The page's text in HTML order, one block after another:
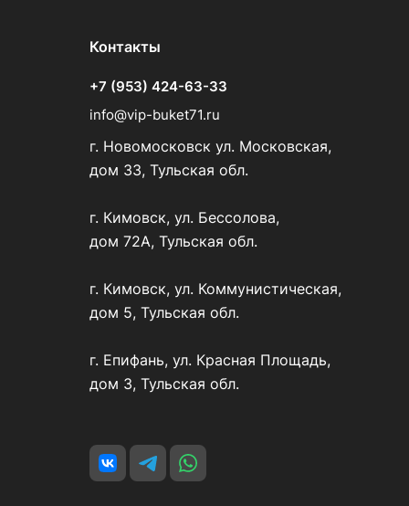
Контакты
+7 (953) 424-63-33
info@vip-buket71.ru
г. Новомосковск ул. Московская,
дом 33, Тульская обл.
г. Кимовск, ул. Бессолова,
дом 72А, Тульская обл.
г. Кимовск, ул. Коммунистическая,
дом 5, Тульская обл.
г. Епифань, ул. Красная Площадь,
дом 3, Тульская обл.